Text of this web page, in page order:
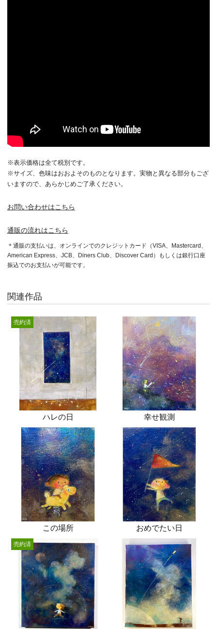
※表示価格は全て税別です。
※サイズ、色味はおおよそのものとなります。実物と異なる部分もござ
いますので、あらかじめご了承ください。
お問い合わせはこちら
通販の流れはこちら
＊通販の支払いは、オンラインでのクレジットカード（VISA、Mastercard、
American Express、JCB、Diners Club、Discover Card）もしくは銀行口座
振込でのお支払いが可能です。
関連作品
ハレの日
売約済
幸せ観測
この場所 おめでたい日
売約済